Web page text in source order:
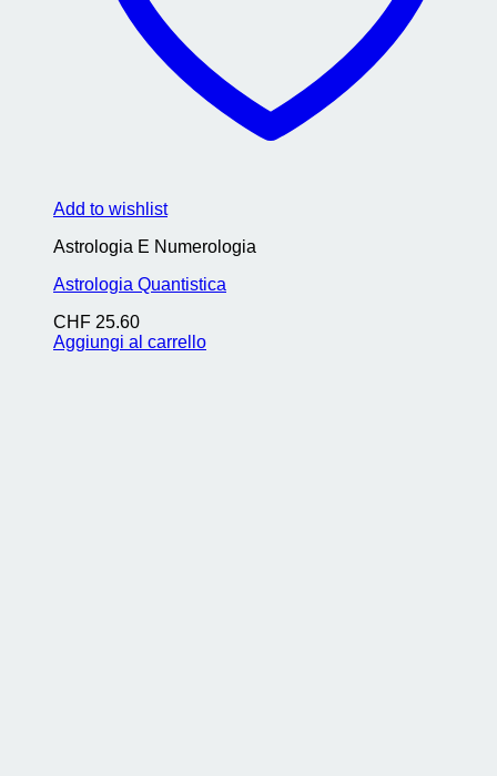
Add to wishlist
Astrologia E Numerologia
Astrologia Quantistica
CHF 25.60
Aggiungi al carrello